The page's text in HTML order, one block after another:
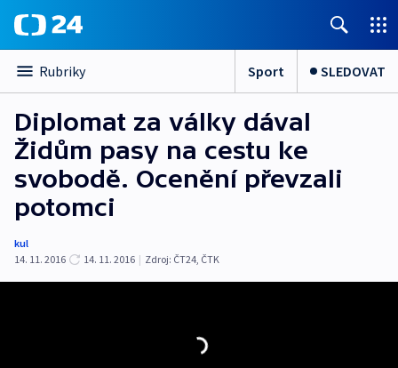
Rubriky Sport SLEDOVAT
Diplomat za války dával
Židům pasy na cestu ke
svobodě. Ocenění převzali
potomci
kul
14. 11. 2016
14. 11. 2016 | Zdroj: ČT24, ČTK